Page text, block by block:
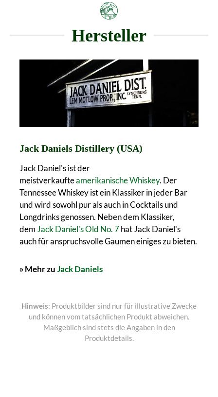
Hersteller
Jack Daniels Distillery (USA)
Jack Daniel's ist der
meistverkaufteamerikanische Whiskey. Der
Tennessee Whiskey ist ein Klassiker in jeder Bar
und wird sowohl pur als auch in Cocktails und
Longdrinks genossen. Neben dem Klassiker,
dem Jack Daniel's Old No. 7hat Jack Daniel's
auch für anspruchsvolle Gaumen einiges zu bieten.
» Mehr zuJack Daniels
Hinweis: Produktbilder sind nur für illustrative Zwecke
und können vom tatsächlichen Produkt abweichen.
Maßgeblich sind stets die Angaben in den
Produktdetails.